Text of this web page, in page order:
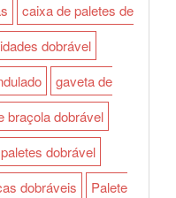
caixa de paletes de
dobrável
gaveta de
braçola dobrável
dobrável
dobráveis
Palete